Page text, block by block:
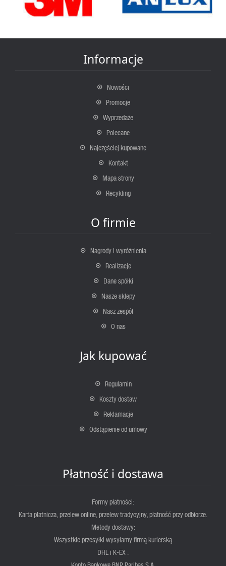
Informacje
Nowości
Promocje
Wyprzedaże
Polecane
Najczęściej kupowane
Kontakt
Mapa strony
Recykling
O firmie
Nagrody i wyróżnienia
Realizacje
Dane spółki
Nasze sklepy
Nasz zespół
O nas
Jak kupować
Regulamin
Koszty dostaw
Reklamacje
Odstąpienie od umowy
Płatność i dostawa
Formy płatności:
Karta płatnicza, przelew online, przelew tradycyjny, płatność przy odbiorze.
Metody dostawy:
Wszystkie przesyłki wysyłamy firmą kurierską
DHL i K-EX .